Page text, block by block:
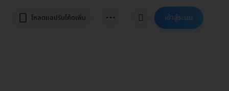
โหลดแอปรับโค้ดเพิ่ม ⋯ เข้าสู่ระบบ